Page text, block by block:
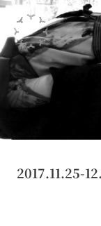
2017.11.25-